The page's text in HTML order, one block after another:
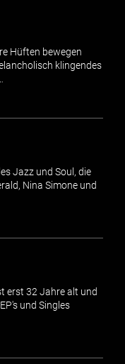
Hüften bewegen
klingendes
Jazz und Soul, die
Nina Simone und
erst 32 Jahre alt und
und Singles